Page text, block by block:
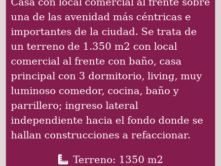
una de las avenidad más céntricas e
importantes de la ciudad. Se trata de
un terreno de 1.350 m2 con local
comercial al frente con baño, casa
principal con 3 dormitorio, living, muy
luminoso comedor, cocina, baño y
parrillero; ingreso lateral
independiente hacia el fondo donde se
hallan construcciones a refaccionar.
Terreno: 1350 m2